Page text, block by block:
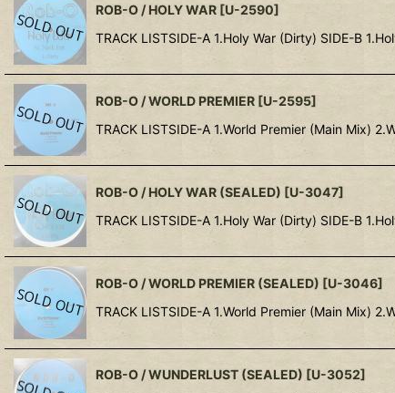
ROB-O / HOLY WAR [U-2590]
TRACK LISTSIDE-A 1.Holy War (Dirty) SIDE-B
ROB-O / WORLD PREMIER [U-2595]
TRACK LISTSIDE-A 1.World Premier (Main Mix)
ROB-O / HOLY WAR (SEALED) [U-3047]
TRACK LISTSIDE-A 1.Holy War (Dirty) SIDE-B
ROB-O / WORLD PREMIER (SEALED) [U-3046]
TRACK LISTSIDE-A 1.World Premier (Main Mix)
ROB-O / WUNDERLUST (SEALED) [U-3052]